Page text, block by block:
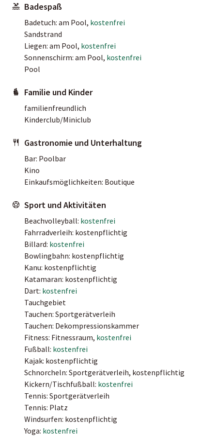
Badespaß
Badetuch: am Pool, kostenfrei
Sandstrand
Liegen: am Pool, kostenfrei
Sonnenschirm: am Pool, kostenfrei
Pool
Familie und Kinder
familienfreundlich
Kinderclub/Miniclub
Gastronomie und Unterhaltung
Bar: Poolbar
Kino
Einkaufsmöglichkeiten: Boutique
Sport und Aktivitäten
Beachvolleyball: kostenfrei
Fahrradverleih: kostenpflichtig
Billard: kostenfrei
Bowlingbahn: kostenpflichtig
Kanu: kostenpflichtig
Katamaran: kostenpflichtig
Dart: kostenfrei
Tauchgebiet
Tauchen: Sportgerätverleih
Tauchen: Dekompressionskammer
Fitness: Fitnessraum, kostenfrei
Fußball: kostenfrei
Kajak: kostenpflichtig
Schnorcheln: Sportgerätverleih, kostenpflichtig
Kickern/Tischfußball: kostenfrei
Tennis: Sportgerätverleih
Tennis: Platz
Windsurfen: kostenpflichtig
Yoga: kostenfrei